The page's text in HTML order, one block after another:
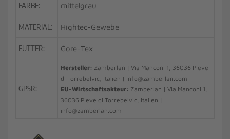
FARBE: mittelgrau
MATERIAL: Hightec-Gewebe
FUTTER: Gore-Tex
GPSR:
Hersteller: Zamberlan | Via Manconi 1, 36036 Pieve
di Torrebelvic, Italien | info@zamberlan.com
EU-Wirtschaftsakteur: Zamberlan | Via Manconi 1,
36036 Pieve di Torrebelvic, Italien |
info@zamberlan.com